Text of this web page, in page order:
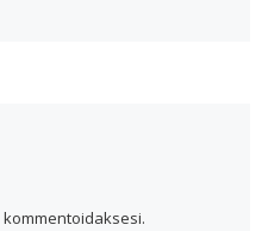
kommentoidaksesi.